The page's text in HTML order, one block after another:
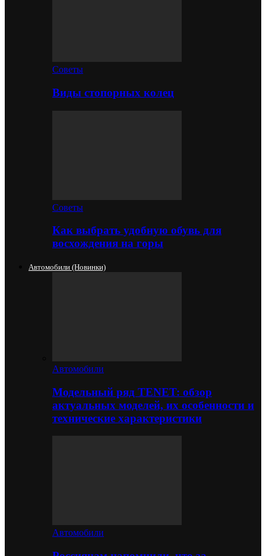
Советы
Виды стопорных колец
Советы
Как выбрать удобную обувь для
восхождения на горы
Автомобили (новинки)
Автомобили
Модельный ряд TENET: обзор
актуальных моделей, их особенности и
технические характеристики
Автомобили